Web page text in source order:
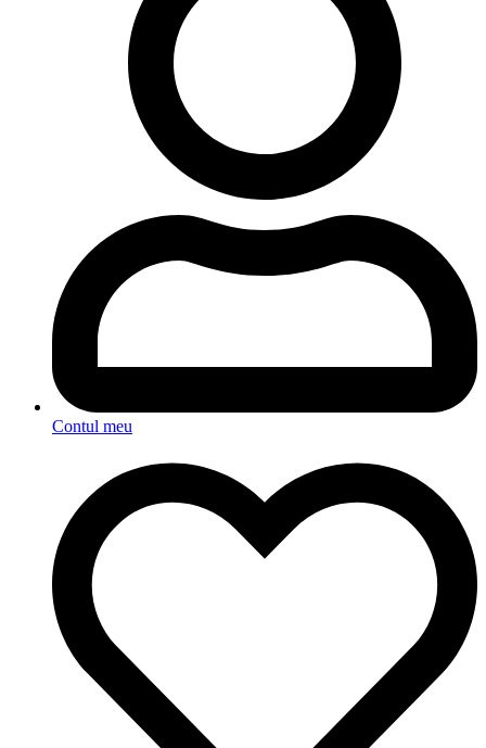
Contul meu